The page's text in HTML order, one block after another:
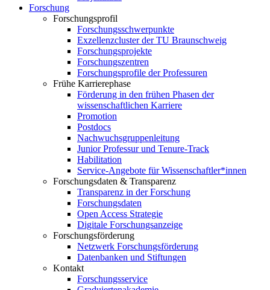
Forschung
Forschungsprofil
Forschungsschwerpunkte
Exzellenzcluster der TU Braunschweig
Forschungsprojekte
Forschungszentren
Forschungsprofile der Professuren
Frühe Karrierephase
Förderung in den frühen Phasen der
wissenschaftlichen Karriere
Promotion
Postdocs
Nachwuchsgruppenleitung
Junior Professur und Tenure-Track
Habilitation
Service-Angebote für Wissenschaftler*innen
Forschungsdaten & Transparenz
Transparenz in der Forschung
Forschungsdaten
Open Access Strategie
Digitale Forschungsanzeige
Forschungsförderung
Netzwerk Forschungsförderung
Datenbanken und Stiftungen
Kontakt
Forschungsservice